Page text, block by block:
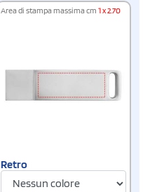
Area di stampa massima cm 1 x 2.70
Retro